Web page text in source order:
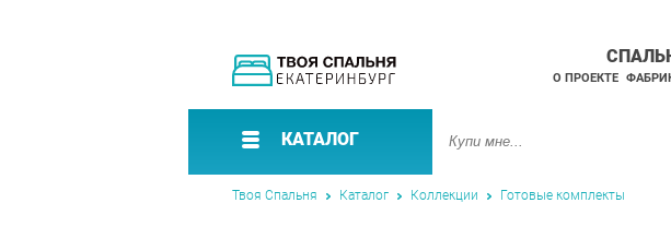
О ПРОЕКТЕ
КАТАЛОГ
Твоя Спальня Каталог Коллекции Готовые комплекты